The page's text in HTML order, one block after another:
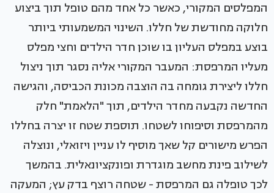
המפלסים המקורי, כאשר כל אחד מהם טופל תוך ביצוע
חלוקה מחודשת של חללו. השינוי המשמעותי ביותר
בוצע במפלס העליון בו שוכן חדר הילדים וחצי מפלס
מעליו המרפסת: המעבר המקורי אליה נסגר תוך ניצול
חללו ליצירת גומחה בה הוצבה מכונת הכביסה, והגישה
החדשה נקבעה מחדר הילדים, תוך "הלאמת" חלק
מהמרפסת וסיפוחו לשטחו. תוספת שטח זו יצרה בחללו
הפרש מישורים קל שאך מוסיף לו עניין ויזואלי, ונוצלה
לשילוב פינת מחשב מוגדרת ופונקציונאלית. בהמשך
לכך טופלה גם המרפסת - שטחה רוצף בדק עץ; המעקה